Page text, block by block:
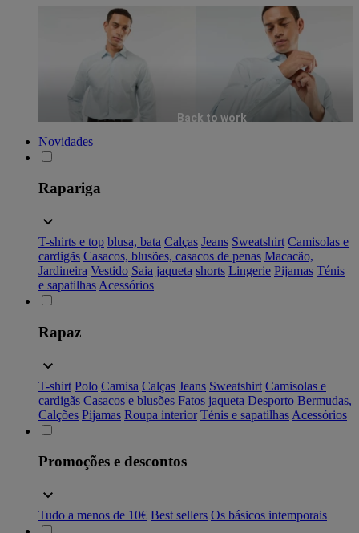
Back to work
Novidades
Rapariga
T-shirts e top blusa, bata Calças Jeans Sweatshirt Camisolas e
cardigãs Casacos, blusões, casacos de penas Macacão,
Jardineira Vestido Saia jaqueta shorts Lingerie Pijamas Ténis
e sapatilhas Acessórios
Rapaz
T-shirt Polo Camisa Calças Jeans Sweatshirt Camisolas e
cardigãs Casacos e blusões Fatos jaqueta Desporto Bermudas,
Calções Pijamas Roupa interior Ténis e sapatilhas Acessórios
Promoções e descontos
Tudo a menos de 10€ Best sellers Os básicos intemporais